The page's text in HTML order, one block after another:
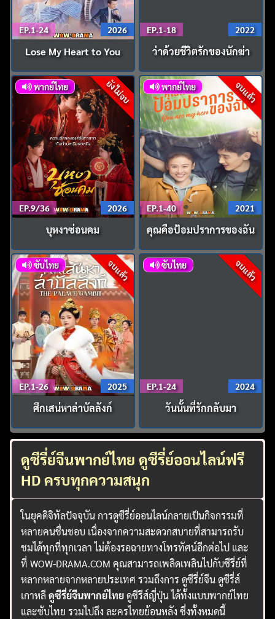
EP.1-24 2026
Lose My Heart to You
EP.1-18 2022
ว่าด้วยชีวิตรักของนักฆ่า
ยังไม่จบ
พากย์ไทย
EP.9/36 2026
บุหงาซ่อนคม
จบแล้ว
พากย์ไทย
EP.1-40 2021
คุณคือป้อมปราการของฉัน
จบแล้ว
ซับไทย
EP.1-26 2025
ศึกเสน่หาล่าบัลลังก์
จบแล้ว
ซับไทย
EP.1-24 2024
วันนั้นที่รักกลับมา
ดูซีรี่ย์จีนพากย์ไทย ดูซีรี่ย์ออนไลน์ฟรี
HD ครบทุกความสนุก
ในยุคดิจิทัลปัจจุบัน การดูซีรี่ย์ออนไลน์กลายเป็นกิจกรรมที่
หลายคนชื่นชอบ เนื่องจากความสะดวกสบายที่สามารถรับ
ชมได้ทุกที่ทุกเวลา ไม่ต้องรอฉายทางโทรทัศน์อีกต่อไป และ
ที่ WOW-DRAMA.COM คุณสามารถเพลิดเพลินไปกับซีรี่ย์ที่
หลากหลายจากหลายประเทศ รวมถึงการ ดูซีรี่ย์จีน ดูซีรี่ส์
เกาหลีดูซีรี่ย์จีนพากย์ไทยดูซีรีส์ญี่ปุ่น ได้ทั้งแบบพากย์ไทย
และซับไทย รวมไปถึง ละครไทยย้อนหลัง ซึ่งทั้งหมดนี้